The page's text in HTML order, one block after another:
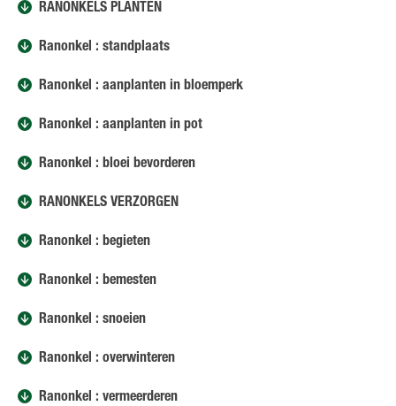
RANONKELS PLANTEN
Ranonkel : standplaats
Ranonkel : aanplanten in bloemperk
Ranonkel : aanplanten in pot
Ranonkel : bloei bevorderen
RANONKELS VERZORGEN
Ranonkel : begieten
Ranonkel : bemesten
Ranonkel : snoeien
Ranonkel : overwinteren
Ranonkel : vermeerderen